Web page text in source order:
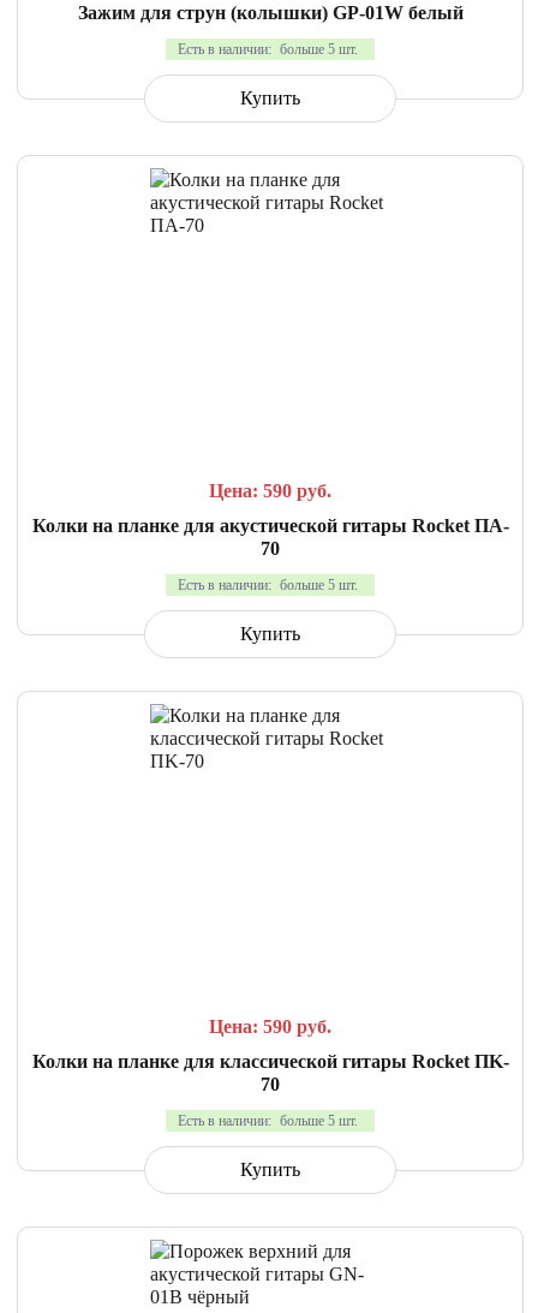
Зажим для струн (колышки) GP-01W белый
Есть в наличии: больше 5 шт.
Купить
Цена: 590 руб.
Колки на планке для акустической гитары Rocket ПA-
70
Есть в наличии: больше 5 шт.
Купить
Цена: 590 руб.
Колки на планке для классической гитары Rocket ПK-
70
Есть в наличии: больше 5 шт.
Купить